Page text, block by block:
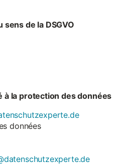
de la DSGVO
à la protection des données
données